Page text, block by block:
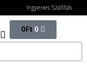
Ingyenes Szállítás
0Ft 0